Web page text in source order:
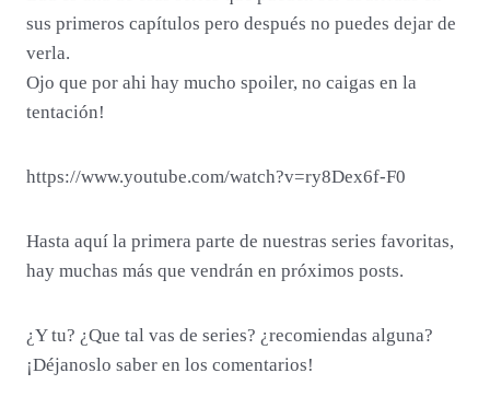
sus primeros capítulos pero después no puedes dejar de
verla.
Ojo que por ahi hay mucho spoiler, no caigas en la
tentación!
https://www.youtube.com/watch?v=ry8Dex6f-F0
Hasta aquí la primera parte de nuestras series favoritas,
hay muchas más que vendrán en próximos posts.
¿Y tu? ¿Que tal vas de series? ¿recomiendas alguna?
¡Déjanoslo saber en los comentarios!